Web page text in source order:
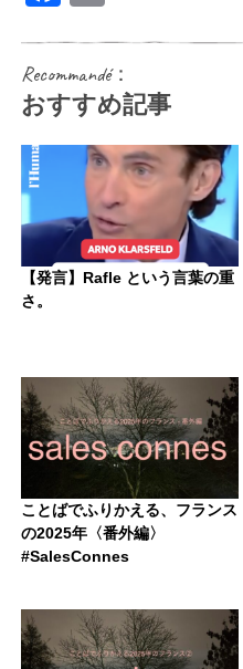
Recommandé：
おすすめ記事
【発言】Rafle という言葉の重
さ。
ことばでふりかえる、フランス
の2025年〈番外編〉
#SalesConnes